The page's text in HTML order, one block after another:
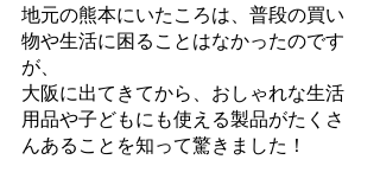
地元の熊本にいたころは、普段の買い
物や生活に困ることはなかったのです
が、
大阪に出てきてから、おしゃれな生活
用品や子どもにも使える製品がたくさ
んあることを知って驚きました！